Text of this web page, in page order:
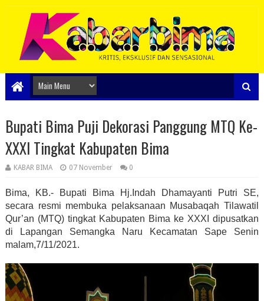
Bupati Bima Puji Dekorasi Panggung MTQ Ke-
XXXI Tingkat Kabupaten Bima
KABAR BIMA 07 November 0
Bima, KB.- Bupati Bima Hj.Indah Dhamayanti Putri SE,
secara resmi membuka pelaksanaan Musabaqah Tilawatil
Qur’an (MTQ) tingkat Kabupaten Bima ke XXXI dipusatkan
di Lapangan Semangka Naru Kecamatan Sape Senin
malam,7/11/2021.